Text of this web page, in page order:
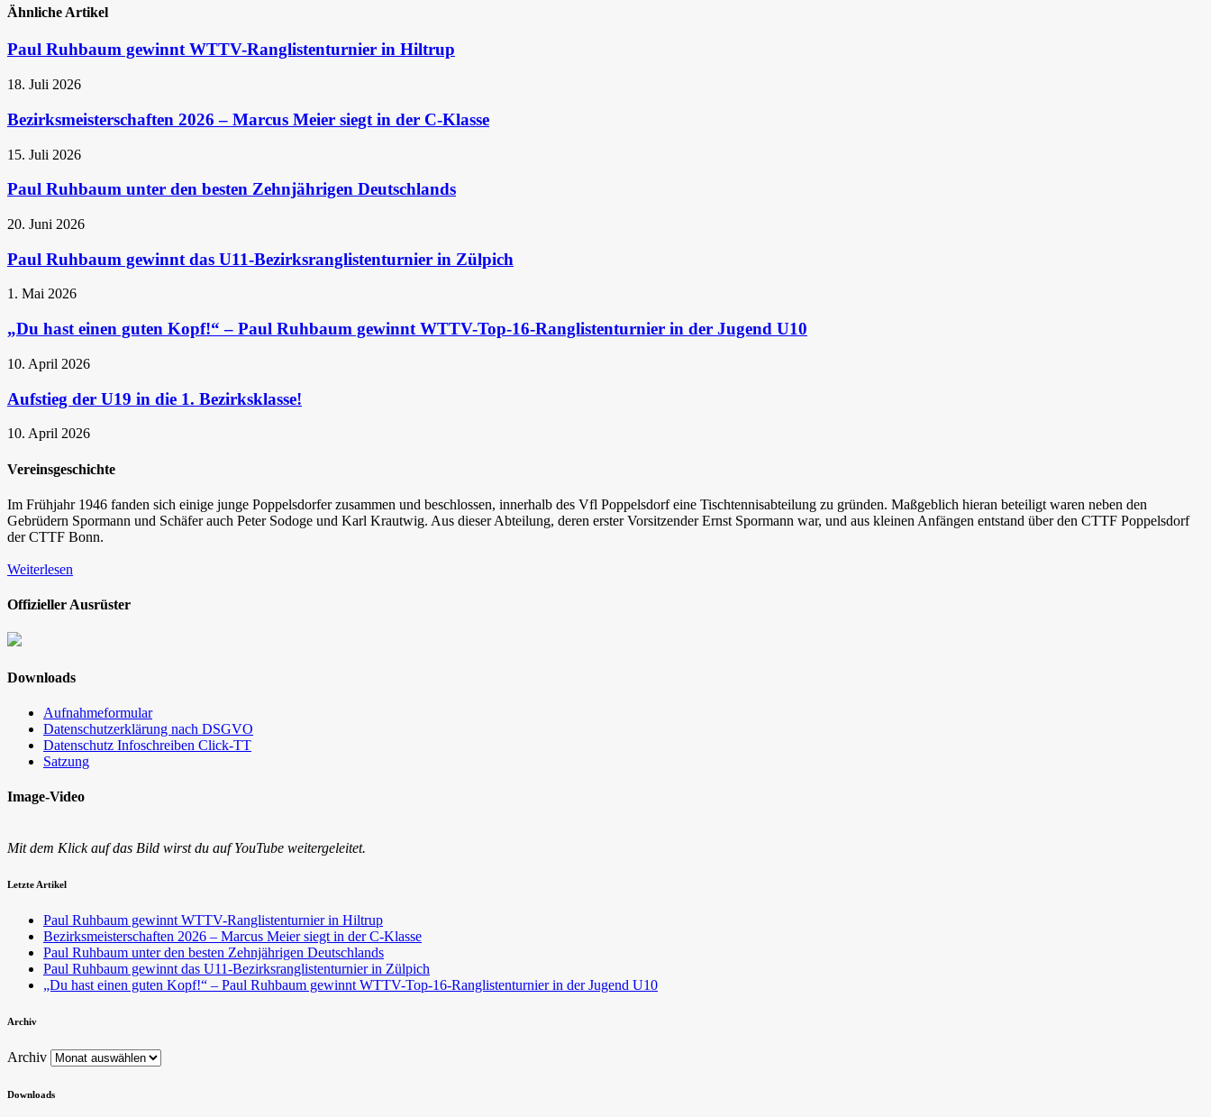
Ähnliche Artikel
Paul Ruhbaum gewinnt WTTV-Ranglistenturnier in Hiltrup
18. Juli 2026
Bezirksmeisterschaften 2026 – Marcus Meier siegt in der C-Klasse
15. Juli 2026
Paul Ruhbaum unter den besten Zehnjährigen Deutschlands
20. Juni 2026
Paul Ruhbaum gewinnt das U11-Bezirksranglistenturnier in Zülpich
1. Mai 2026
„Du hast einen guten Kopf!“ – Paul Ruhbaum gewinnt WTTV-Top-16-Ranglistenturnier in der Jugend U10
10. April 2026
Aufstieg der U19 in die 1. Bezirksklasse!
10. April 2026
Vereinsgeschichte
Im Frühjahr 1946 fanden sich einige junge Poppelsdorfer zusammen und beschlossen, innerhalb des Vfl Poppelsdorf eine Tischtennisabteilung zu gründen. Maßgeblich hieran beteiligt waren neben den
Gebrüdern Spormann und Schäfer auch Peter Sodoge und Karl Krautwig. Aus dieser Abteilung, deren erster Vorsitzender Ernst Spormann war, und aus kleinen Anfängen entstand über den CTTF Poppelsdorf
der CTTF Bonn.
Weiterlesen
Offizieller Ausrüster
Downloads
Aufnahmeformular
Datenschutzerklärung nach DSGVO
Datenschutz Infoschreiben Click-TT
Satzung
Image-Video
Mit dem Klick auf das Bild wirst du auf YouTube weitergeleitet.
Letzte Artikel
Paul Ruhbaum gewinnt WTTV-Ranglistenturnier in Hiltrup
Bezirksmeisterschaften 2026 – Marcus Meier siegt in der C-Klasse
Paul Ruhbaum unter den besten Zehnjährigen Deutschlands
Paul Ruhbaum gewinnt das U11-Bezirksranglistenturnier in Zülpich
„Du hast einen guten Kopf!“ – Paul Ruhbaum gewinnt WTTV-Top-16-Ranglistenturnier in der Jugend U10
Archiv
Archiv
Downloads